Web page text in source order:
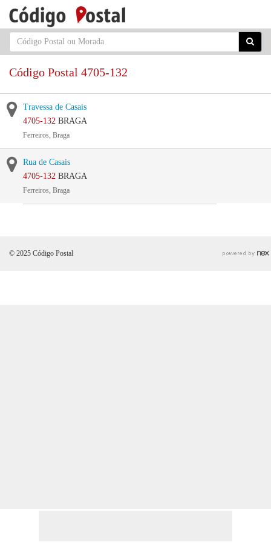
Código Postal 4705-132
Travessa de Casais
4705-132 BRAGA
Ferreiros, Braga
Rua de Casais
4705-132 BRAGA
Ferreiros, Braga
© 2025 Código Postal